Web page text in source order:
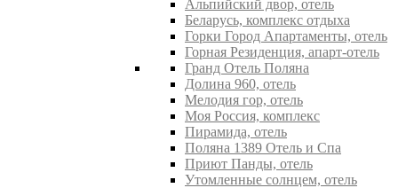
Альпийский двор, отель
Беларусь, комплекс отдыха
Горки Город Апартаменты, отель
Горная Резиденция, апарт-отель
Гранд Отель Поляна
Долина 960, отель
Мелодия гор, отель
Моя Россия, комплекс
Пирамида, отель
Поляна 1389 Отель и Спа
Приют Панды, отель
Утомленные солнцем, отель